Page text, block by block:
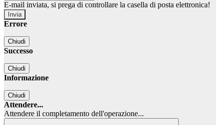
E-mail inviata, si prega di controllare la casella di posta elettronica!
Errore
Chiudi
Successo
Chiudi
Informazione
Chiudi
Attendere...
Attendere il completamento dell'operazione...